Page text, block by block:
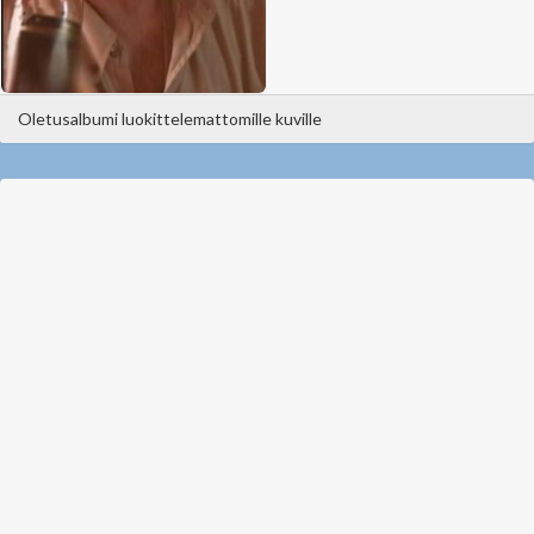
Oletusalbumi luokittelemattomille kuville